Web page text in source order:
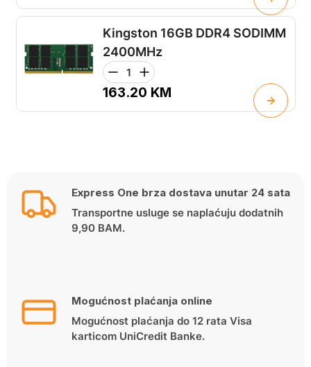
Kingston 16GB DDR4 SODIMM
2400MHz
163.20 KM
Express One brza dostava unutar 24 sata
Transportne usluge se naplaćuju dodatnih
9,90 BAM.
Mogućnost plaćanja online
Mogućnost plaćanja do 12 rata Visa
karticom UniCredit Banke.